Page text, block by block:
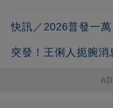
快訊／2026普發一
突發！王俐人扼腕